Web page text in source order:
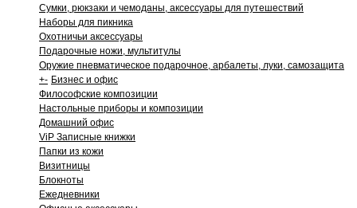
Сумки, рюкзаки и чемоданы, аксессуары для путешествий
Наборы для пикника
Охотничьи аксессуары
Подарочные ножи, мультитулы
Оружие пневматическое подарочное, арбалеты, луки, самозащита
+- Бизнес и офис
Философские композиции
Настольные приборы и композиции
Домашний офис
ViP Записные книжки
Папки из кожи
Визитницы
Блокноты
Ежедневники